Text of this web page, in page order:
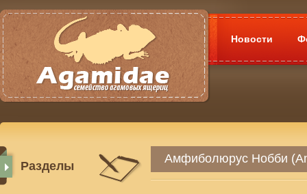
Новости
Разделы
Амфиболюрус Нобби